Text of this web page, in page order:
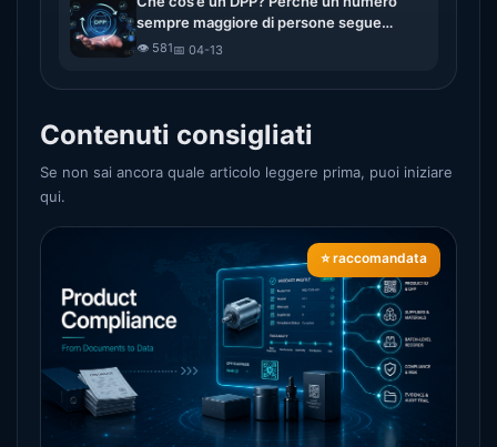
sempre maggiore di persone segue
l’evoluzione dei passaporti digitali delle
👁️ 581📅 04-13
Contenuti consigliati
Se non sai ancora quale articolo leggere prima, puoi iniziare
qui.
⭐ raccomandata